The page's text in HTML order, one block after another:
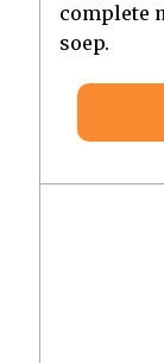
complete
soep.